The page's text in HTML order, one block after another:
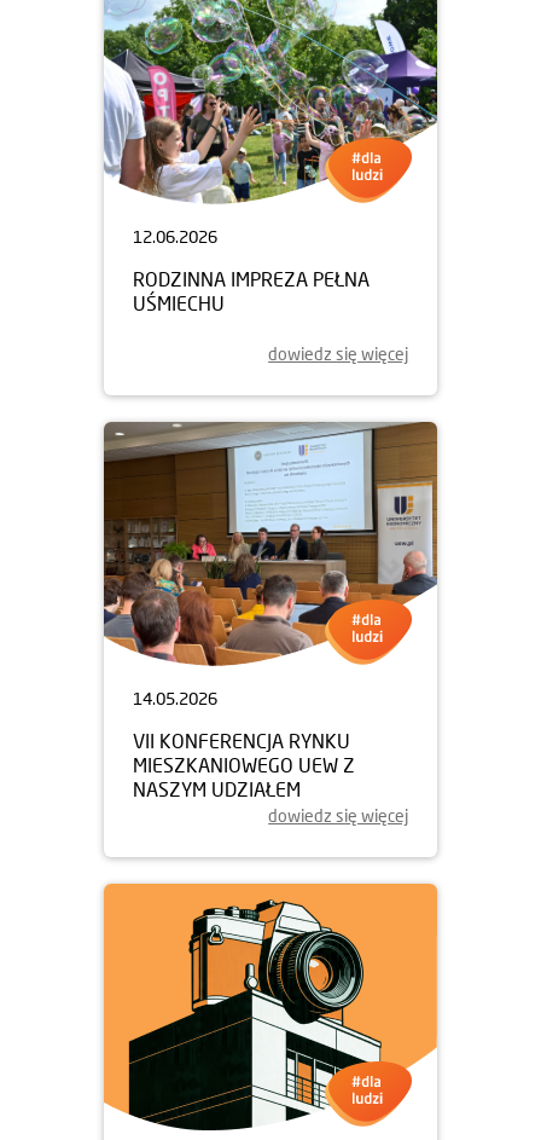
12.06.2026
RODZINNA IMPREZA PEŁNA
UŚMIECHU
dowiedz się więcej
14.05.2026
VII KONFERENCJA RYNKU
MIESZKANIOWEGO UEW Z
NASZYM UDZIAŁEM
dowiedz się więcej